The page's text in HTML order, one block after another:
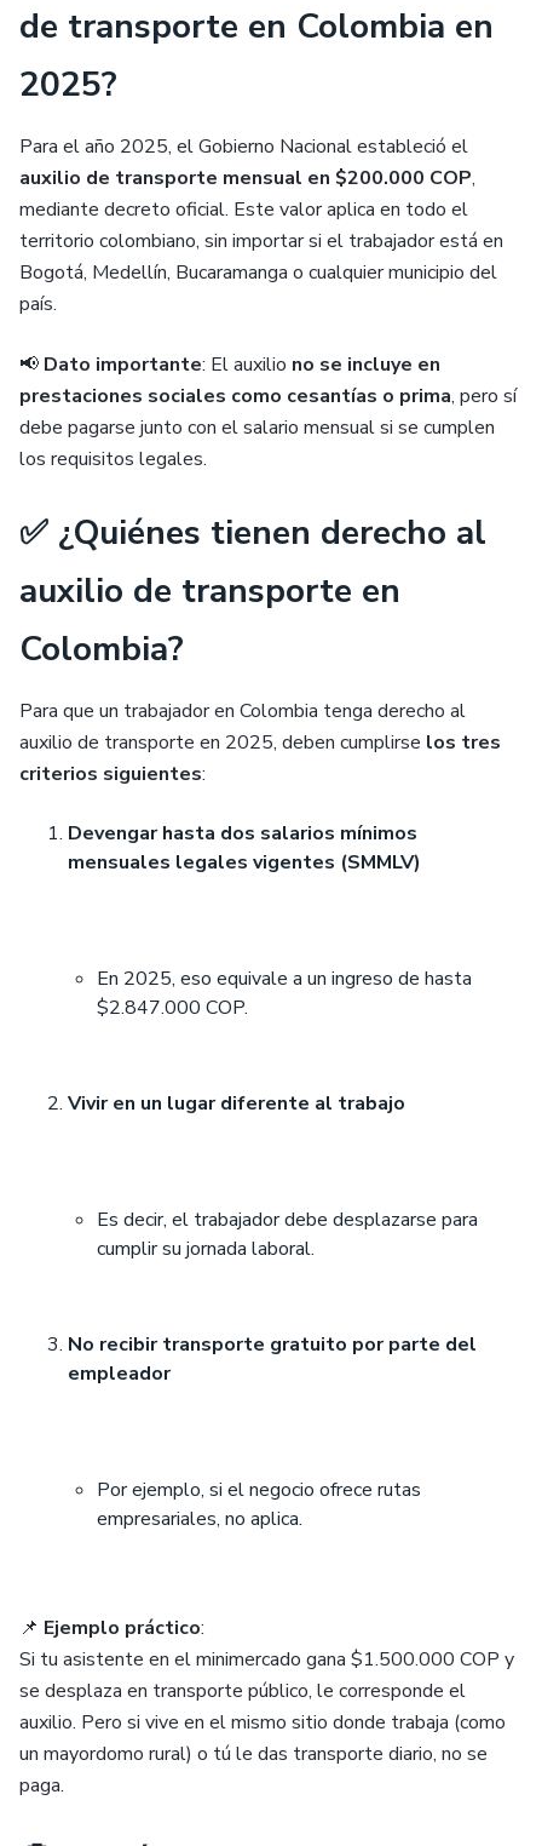
de transporte en Colombia en
2025?
Para el año 2025, el Gobierno Nacional estableció el
auxilio de transporte mensual en $200.000 COP,
mediante decreto oficial. Este valor aplica en todo el
territorio colombiano, sin importar si el trabajador está en
Bogotá, Medellín, Bucaramanga o cualquier municipio del
país.
📢 Dato importante: El auxilio no se incluye en
prestaciones sociales como cesantías o prima, pero sí
debe pagarse junto con el salario mensual si se cumplen
los requisitos legales.
✅ ¿Quiénes tienen derecho al
auxilio de transporte en
Colombia?
Para que un trabajador en Colombia tenga derecho al
auxilio de transporte en 2025, deben cumplirse los tres
criterios siguientes:
Devengar hasta dos salarios mínimos
mensuales legales vigentes (SMMLV)
En 2025, eso equivale a un ingreso de hasta
$2.847.000 COP.
Vivir en un lugar diferente al trabajo
Es decir, el trabajador debe desplazarse para
cumplir su jornada laboral.
No recibir transporte gratuito por parte del
empleador
Por ejemplo, si el negocio ofrece rutas
empresariales, no aplica.
📌 Ejemplo práctico:
Si tu asistente en el minimercado gana $1.500.000 COP y
se desplaza en transporte público, le corresponde el
auxilio. Pero si vive en el mismo sitio donde trabaja (como
un mayordomo rural) o tú le das transporte diario, no se
paga.